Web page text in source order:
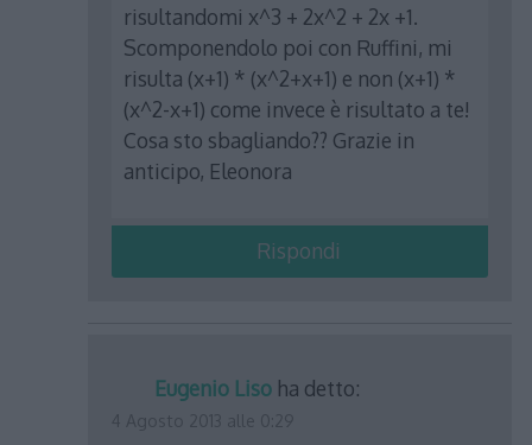
risultandomi x^3 + 2x^2 + 2x +1.
Scomponendolo poi con Ruffini, mi
risulta (x+1) * (x^2+x+1) e non (x+1) *
(x^2-x+1) come invece è risultato a te!
Cosa sto sbagliando?? Grazie in
anticipo, Eleonora
Rispondi
Eugenio Liso ha detto: